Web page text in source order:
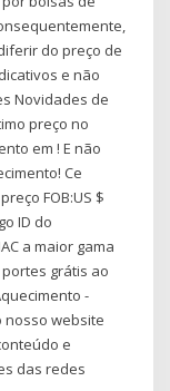
do preço de
e não
Novidades de
preço no
em ! E não
Ce
FOB:US $
ID do
a maior gama
grátis ao
-
nosso website
e
das redes